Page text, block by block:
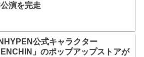
演を完走
公式キャラクター
ENCHIN」のポップアップストアが